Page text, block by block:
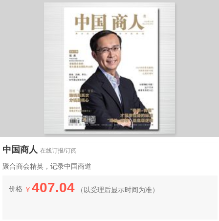
中国商人在线订报/订阅
聚合商会精英，记录中国商道
价格 ¥ 407.04 （ 以受理后显示时间为准）